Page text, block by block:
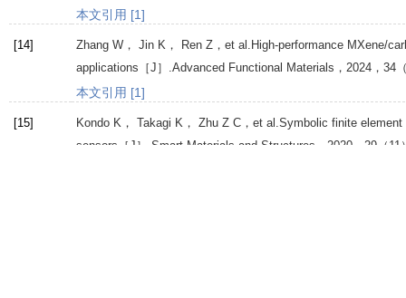
本文引用 [1]
[14] Zhang W ， Jin K ， Ren Z ，et al.High-performance MXene/
applications［J］. Advanced Functional Materials ， 2024 ， 34
本文引用 [1]
[15] Kondo K ， Takagi K ， Zhu Z C ，et al.Symbolic finite
sensors［J］. Smart Materials and Structures 2020 29 （